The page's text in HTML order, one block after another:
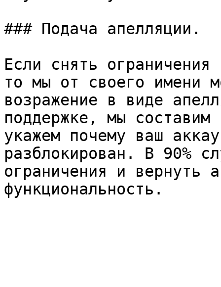
### Подача апелляции.
Если снять
то мы от своего имени
возражение в виде
поддержке, мы
укажем почему ваш
разблокирован. В 90%
ограничения и вернуть